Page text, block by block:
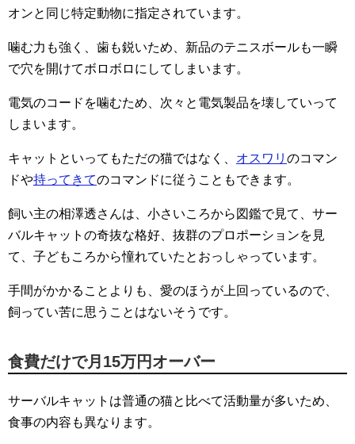
オンと同じ特定動物に指定されています。
噛む力も強く、歯も鋭いため、新品のテニスボールも一瞬
で穴を開けてボロボロにしてしまいます。
電気のコードを噛むため、次々と電気製品を壊していって
しまいます。
キャットといってもただの猫ではなく、 オスワリ のコマン
ドや持ってきてのコマンドに従うこともできます。
飼い主の相澤透さんは、小さいころから図鑑で見て、サー
バルキャットの奇抜な格好、抜群のプロポーションを見
て、子どもころから憧れていたとおっしゃっています。
手間がかかることよりも、愛のほうが上回っているので、
飼ってい苦に思うことはないそうです。
食費だけで月15万円オーバー
サーバルキャットは普通の猫と比べて活動量が多いため、
食事の内容も異なります。